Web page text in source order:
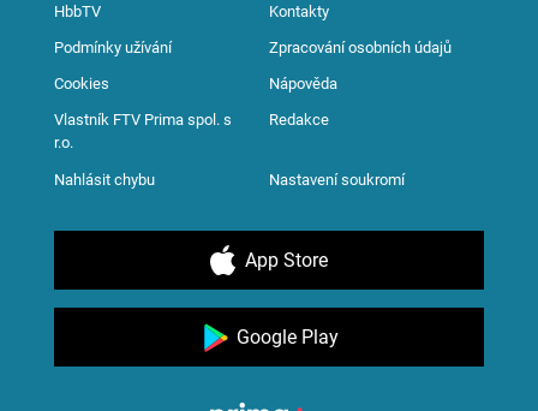
HbbTV Kontakty
Podmínky užívání Zpracování osobních údajů
Cookies Nápověda
Vlastník FTV Prima spol. s
r.o.
Redakce
Nahlásit chybu Nastavení soukromí
App Store
Google Play